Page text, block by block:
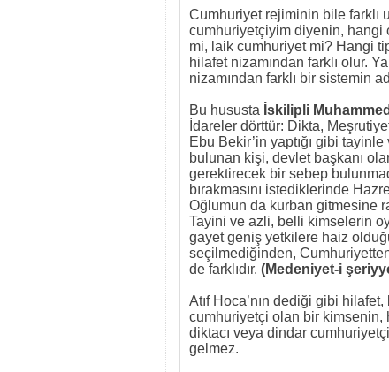
Cumhuriyet rejiminin bile farklı
cumhuriyetçiyim diyenin, hangi
mi, laik cumhuriyet mi? Hangi
hilafet nizamından farklı olur.
nizamından farklı bir sistemin
Bu hususta İskilipli
İdareler dörttür: Dikta,
Ebu Bekir’in yaptığı gibi
bulunan kişi, devlet başkanı
gerektirecek bir sebep
bırakmasını istediklerinde
Oğlumun da kurban gitmesine
Tayini ve azli, belli kimselerin
gayet geniş yetkilere haiz
seçilmediğinden, Cumhuriyetten
de farklıdır. (Medeniyet-i
Atıf Hoca’nın dediği gibi
cumhuriyetçi olan bir kimsenin,
diktacı veya dindar
gelmez.